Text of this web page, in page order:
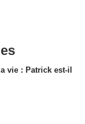
vie : Patrick est-il